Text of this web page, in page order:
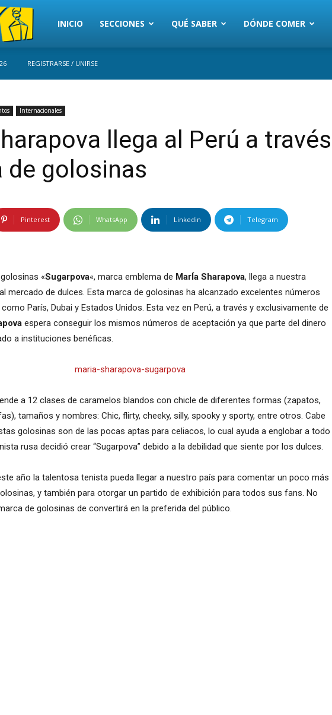
Trujillo
INICIO SECCIONES QUÉ SABER DÓNDE COMER
REGISTRARSE / UNIRSE
Internacionales
llega al Perú a través
de golosinas
Pinterest WhatsApp Linkedin Telegram
«Sugarpova«, marca emblema de MarÍa Sharapova, llega a nuestra
mercado de dulces. Esta marca de golosinas ha alcanzado excelentes números
París, Dubai y Estados Unidos. Esta vez en Perú, a través y exclusivamente de
espera conseguir los mismos números de aceptación ya que parte del dinero
a instituciones benéficas.
a 12 clases de caramelos blandos con chicle de diferentes formas (zapatos,
tamaños y nombres: Chic, flirty, cheeky, silly, spooky y sporty, entre otros. Cabe
golosinas son de las pocas aptas para celiacos, lo cual ayuda a englobar a todo
rusa decidió crear “Sugarpova” debido a la debilidad que siente por los dulces.
año la talentosa tenista pueda llegar a nuestro país para comentar un poco más
y también para otorgar un partido de exhibición para todos sus fans. No
de golosinas de convertirá en la preferida del público.